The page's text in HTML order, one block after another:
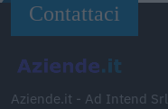
Contattaci
Aziende.it - Ad Intend Srl